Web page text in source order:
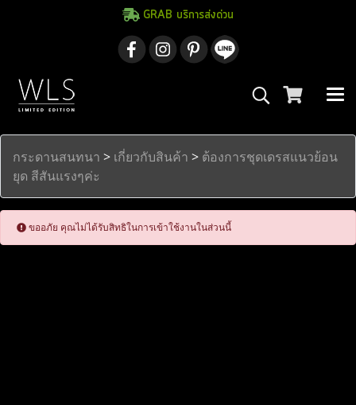
GRAB บริการส่งด่วน
กระดานสนทนา > เกี่ยวกับสินค้า > ต้องการชุดเดรสแนวย้อน
ยุด สีสันแรงๆค่ะ
ขออภัย คุณไม่ได้รับสิทธิในการเข้าใช้งานในส่วนนี้